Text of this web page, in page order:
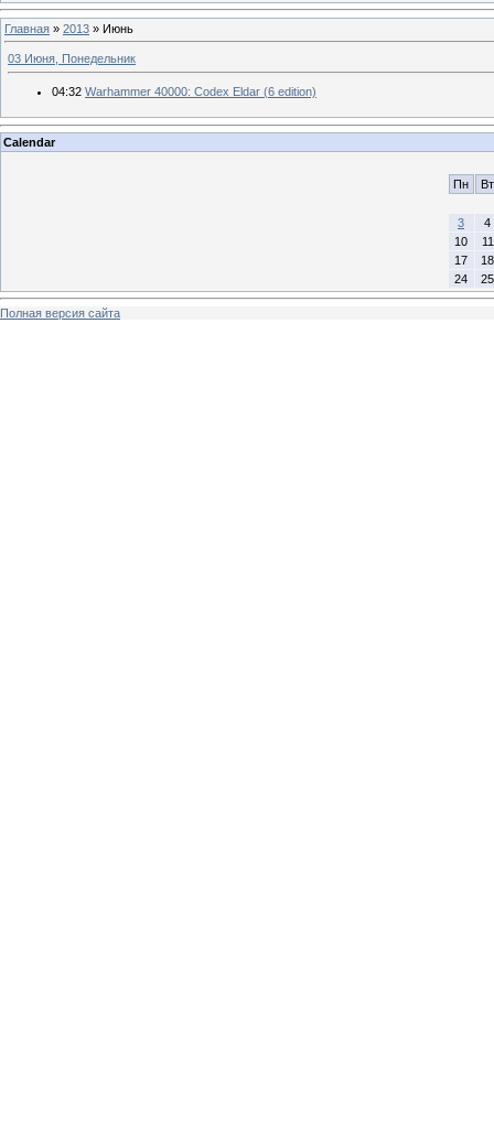
Главная » 2013 » Июнь
03 Июня, Понедельник
04:32 Warhammer 40000: Codex Eldar (6 edition)
Calendar
Пн Вт
3
4
10
11
17
18
24
25
Полная версия сайта